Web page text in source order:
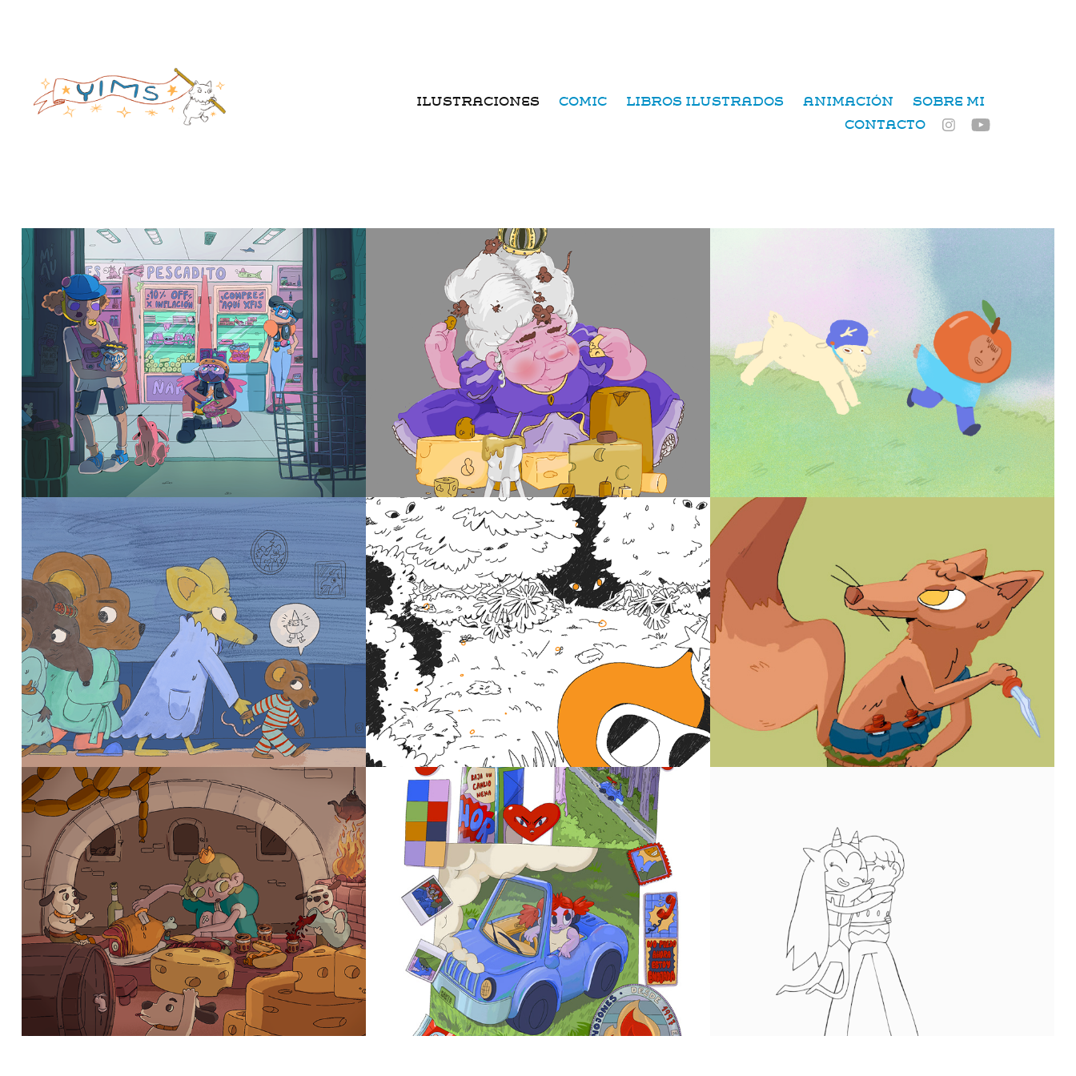
ILUSTRACIONES COMIC LIBROS ILUSTRADOS ANIMACIÓN
SOBRE MI
CONTACTO
Supermercado
2025
Reina rata Niños manzana
Visitantes de la noche
2026
Aventura naranja
2025
Animales argentinos
Princesa
2025
Enojada y veloz
2025